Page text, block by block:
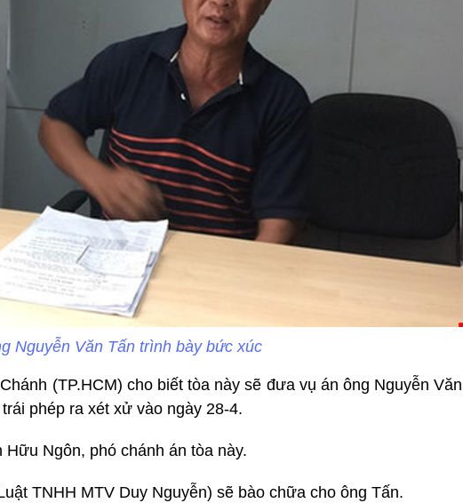
Nguyễn Văn Tấn trình bày bức xúc
(TP.HCM) cho biết tòa này sẽ đưa vụ án ông Nguyễn Văn
phép ra xét xử vào ngày 28-4.
Ngôn, phó chánh án tòa này.
TNHH MTV Duy Nguyễn) sẽ bào chữa cho ông Tấn.